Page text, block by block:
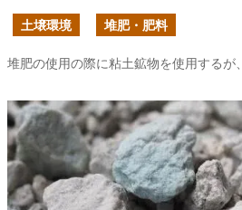
土壌環境 堆肥・肥料
堆肥の使用の際に粘土鉱物を使用するが、